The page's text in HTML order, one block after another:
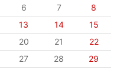
6 7
8
13 14
15
20 21
22
27 28
29